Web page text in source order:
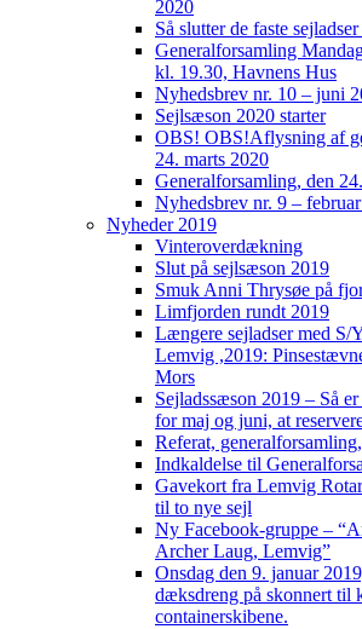
2020
Så slutter de faste
Generalforsamling
kl. 19.30, Havnens Hus
Nyhedsbrev nr. 10 – juni
Sejlsæson 2020 starter
OBS! OBS!Aflysning af
24. marts 2020
Generalforsamling, den
Nyhedsbrev nr. 9 –
Nyheder 2019
Vinteroverdækning
Slut på sejlsæson 2019
Smuk Anni Thrysøe på
Limfjorden rundt 2019
Længere sejladser med S/
Lemvig ,2019:
Mors
Sejladssæson 2019 – Så
for maj og juni, at
Referat,
Indkaldelse til
Gavekort fra Lemvig
til to nye sejl
Ny Facebook-gruppe –
Archer Laug, Lemvig”
Onsdag den 9. januar
dæksdreng på skonnert til
containerskibene.